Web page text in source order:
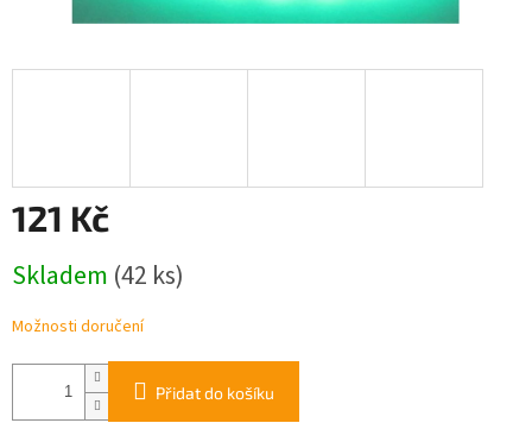
121 Kč
cena:
Skladem (42 ks)
Možnosti doručení
Přidat do košíku